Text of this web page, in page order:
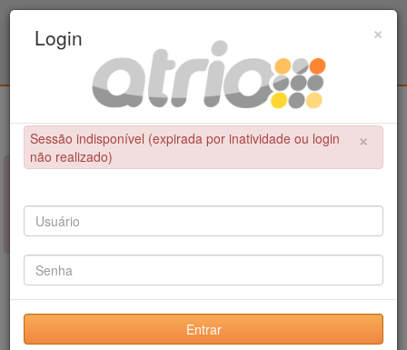
Educação Física / UPE - UFPB
×
NÃO FOI POSSÍVEL CONCLUIR A OPERAÇÃO
Sessão indisponível (expirada por inatividade ou login não
realizado)
×
Login
×
Sessão indisponível (expirada por inatividade ou login
não realizado)
Entrar